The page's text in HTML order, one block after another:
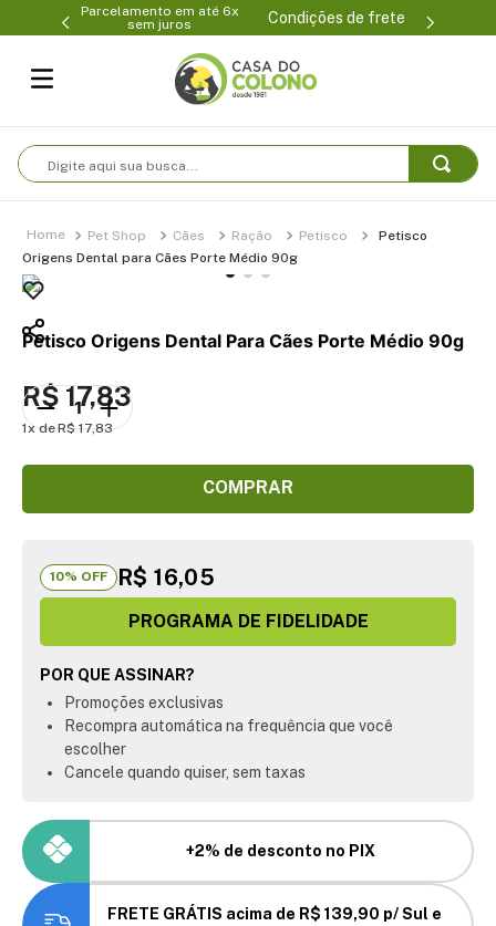
Parcelamento em até 6x
sem juros
Condições de frete
Digite aqui sua busca...
Pet Shop Cães Ração Petisco
Petisco
Origens Dental para Cães Porte Médio 90g
Petisco Origens Dental Para Cães Porte Médio 90g
R$17,83
1 R$ 17,83
COMPRAR
10% OFF R$ 16,05
PROGRAMA DE FIDELIDADE
POR QUE ASSINAR?
Promoções exclusivas
Recompra automática na frequência que você
escolher
Cancele quando quiser, sem taxas
+2% de desconto no PIX
FRETE GRÁTIS acima de R$ 139,90 p/ Sul e